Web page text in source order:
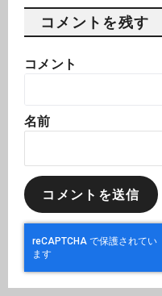
コメントを残す
コメント
名前